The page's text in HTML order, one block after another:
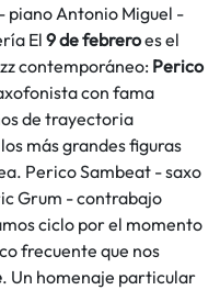
piano Antonio Miguel -
El 9 de febreroes el
contemporáneo: Perico
con fama
de trayectoria
más grandes figuras
Perico Sambeat - saxo
Grum - contrabajo
ciclo por el momento
frecuente que nos
. Un homenaje particular